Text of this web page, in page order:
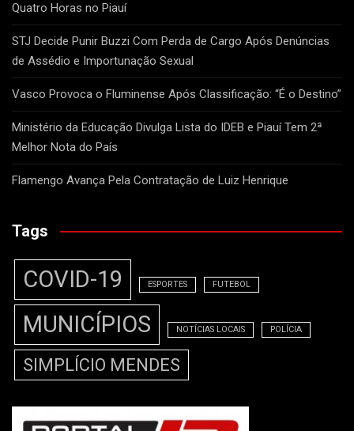
Quatro Horas no Piauí
STJ Decide Punir Buzzi Com Perda de Cargo Após Denúncias
de Assédio e Importunação Sexual
Vasco Provoca o Fluminense Após Classificação: “É o Destino”
Ministério da Educação Divulga Lista do IDEB e Piauí Tem 2ª
Melhor Nota do País
Flamengo Avança Pela Contratação de Luiz Henrique
Tags
COVID-19 ESPORTES FUTEBOL
MUNICÍPIOS NOTÍCIAS LOCAIS POLÍCIA
SIMPLÍCIO MENDES